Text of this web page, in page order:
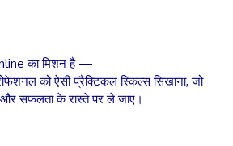
का मिशन है —
को ऐसी प्रैक्टिकल स्किल्स सिखाना, जो
और सफलता के रास्ते पर ले जाए।